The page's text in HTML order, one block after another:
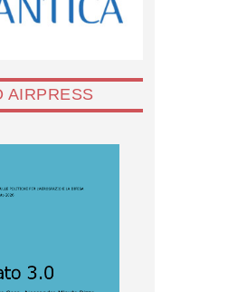
AIRPRESS